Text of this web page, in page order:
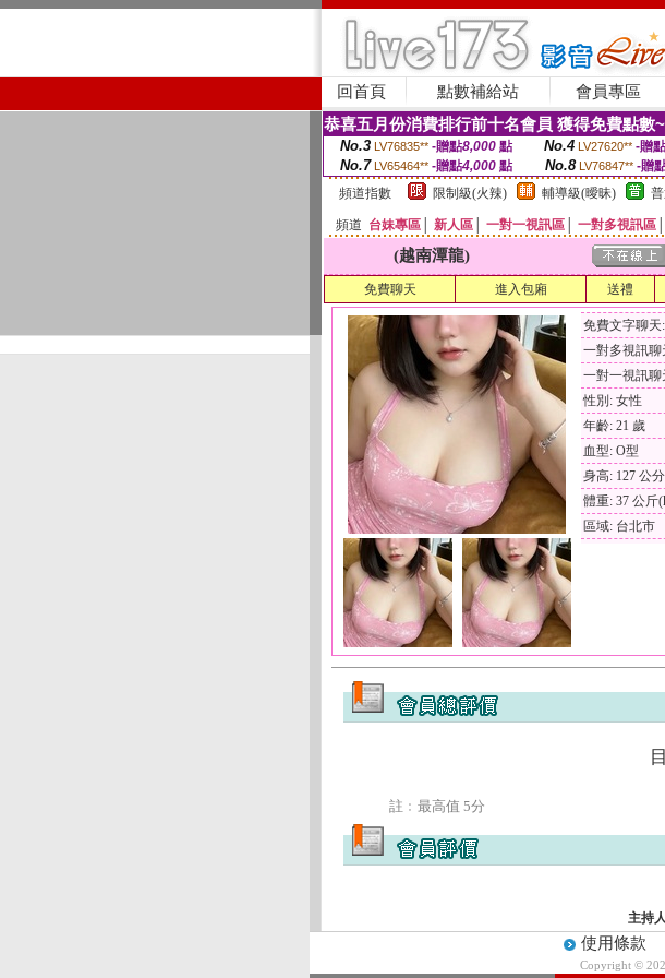
回首頁 點數補給站 會員專區
恭喜五月份消費排行前十名會員 獲得免費點數~
No.3 LV76835** -贈點8,000點 No.4 LV27620** -贈點
No.7 LV65464** -贈點4,000 點 No.8 LV76847** -贈
頻道指數
限制級(火辣) 輔導級(曖昧)
頻道 台妹專區 新人區 一對一視訊區 一對多視訊區
(越南潭龍)
免費聊天 進入包廂 送禮
免費文字聊
一對多視訊聊
一對一視訊聊
性別: 女性
年齡: 21 歲
血型: O型
身高: 127 公
體重: 37 公斤
區域: 台北市
註﹕最高值 5分
主持
使用條款
Copyright ©